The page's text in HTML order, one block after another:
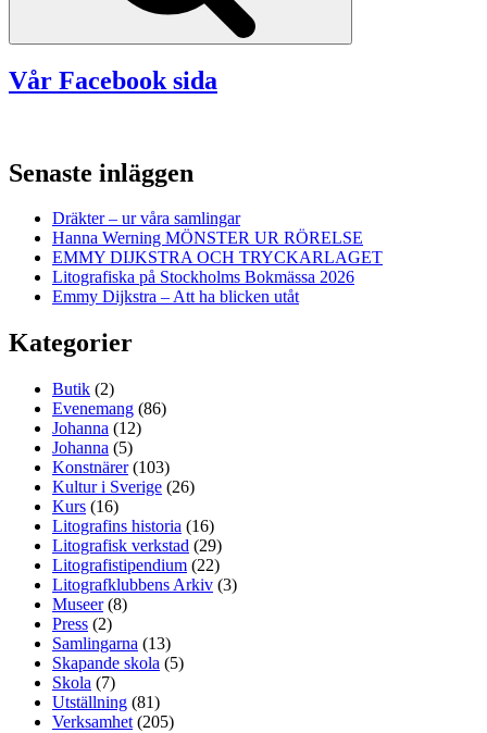
Vår Facebook sida
Senaste inläggen
Dräkter – ur våra samlingar
Hanna Werning MÖNSTER UR RÖRELSE
EMMY DIJKSTRA OCH TRYCKARLAGET
Litografiska på Stockholms Bokmässa 2026
Emmy Dijkstra – Att ha blicken utåt
Kategorier
Butik (2)
Evenemang (86)
Johanna (12)
Johanna (5)
Konstnärer(103)
Kultur i Sverige (26)
Kurs (16)
Litografins historia (16)
Litografisk verkstad (29)
Litografistipendium (22)
Litografklubbens Arkiv (3)
Museer(8)
Press (2)
Samlingarna (13)
Skapande skola (5)
Skola (7)
Utställning (81)
Verksamhet (205)